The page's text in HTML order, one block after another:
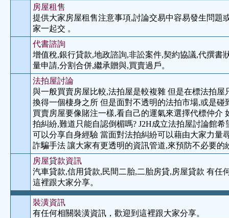
房屋租售
提供大家房屋租售注意事項,討論交易中容易發生問題
家一起交 。
代書諮詢
增值稅,銀行貸款,地政諮詢,非訟案件,契約協議,代撰書
量申請,分割合併,繼承贈與,買賣過戶。
法拍屋討論
與一般買賣房屋比較,法拍屋是較複雜 但是在標法拍屋
換得一個棲身之所 但是面對不透明的法拍市場,或是碰
買賣房屋要像賭注一樣,看自己的運氣來選擇代標仲介
拍糾紛,難道只能自認倒楣嗎? J2H成立法拍屋討論館
可以分享自身經驗 當面對法拍糾紛可以藉由大家力量
詐騙手法 讓大家有更透明的資訊管道,來預防不必要的
房屋貸款資訊
汽車貸款,信用貸款,民間二胎,二胎房貸,房屋貸款 有任
這裡跟大家分享。
裝潢資訊
有任何相關裝潢資訊，歡迎到這裡跟大家分享。